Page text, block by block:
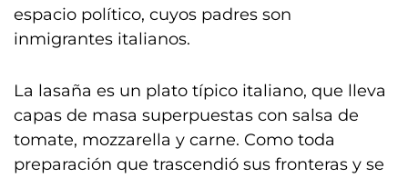
espacio político, cuyos padres son
inmigrantes italianos.
La lasaña es un plato típico italiano, que lleva
capas de masa superpuestas con salsa de
tomate, mozzarella y carne. Como toda
preparación que trascendió sus fronteras y se